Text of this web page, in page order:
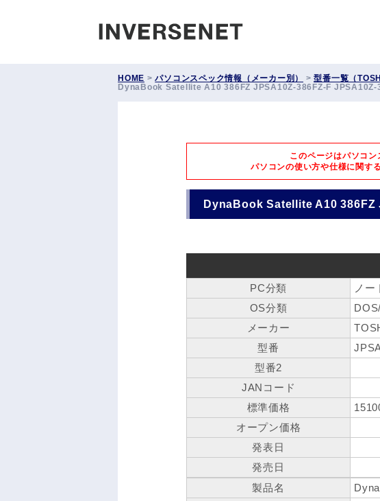
HOME >パソコンスペック情報（メーカー別） >型番一覧（
DynaBook Satellite A10 386FZ JPSA10Z-386FZ-F JPSA10Z-
このページはパソコ
パソコンの使い方や仕様に関す
DynaBook Satellite A10 386FZ
PC分類
ノー
OS分類
メーカー
型番
型番2
JANコード
標準価格
オープン価格
発表日
発売日
製品名